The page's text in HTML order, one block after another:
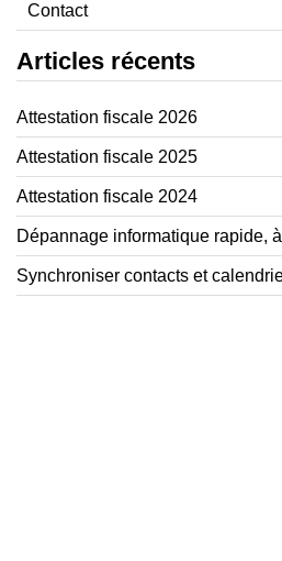
Contact
Articles récents
Attestation fiscale 2026
Attestation fiscale 2025
Attestation fiscale 2024
Dépannage informatique rapide,
Synchroniser contacts et